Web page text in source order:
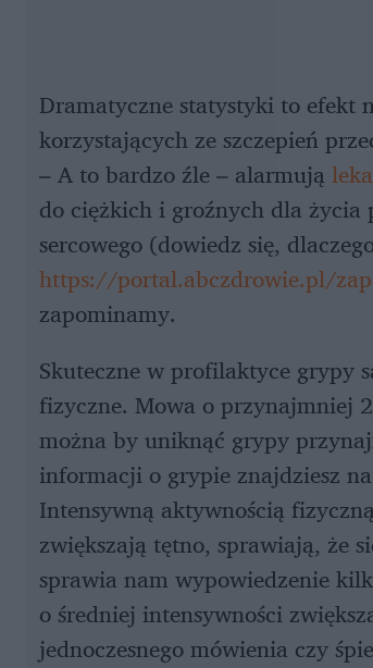
Dramatyczne statystyki to efekt
korzystających ze szczepień
– A to bardzo źle – alarmują
do ciężkich i groźnych dla życia
sercowego (dowiedz się,
https://portal.abczdrowie.pl/
zapominamy.
Skuteczne w profilaktyce grypy
fizyczne. Mowa o przynajmniej
można by uniknąć grypy
informacji o grypie znajdziesz
Intensywną aktywnością
zwiększają tętno, sprawiają, że
sprawia nam wypowiedzenie
o średniej intensywności
jednoczesnego mówienia czy